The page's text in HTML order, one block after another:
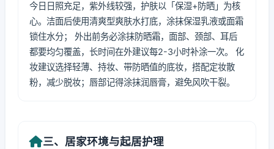
今日日照充足，紫外线较强，护肤以「保湿+防晒」为核
心。洁面后使用清爽型爽肤水打底，涂抹保湿乳液或面霜
锁住水分； 外出前务必涂抹防晒霜，面部、颈部、耳后
都要均匀覆盖，长时间在外建议每2-3小时补涂一次。 化
妆建议选择轻薄、持妆、带防晒值的底妆，搭配定妆散
粉，减少脱妆；唇部记得涂抹润唇膏，避免风吹干裂。
三、居家环境与起居护理